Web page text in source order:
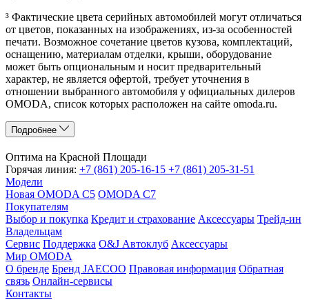
³ Фактические цвета серийных автомобилей могут отличаться
от цветов, показанных на изображениях, из-за особенностей
печати. Возможное сочетание цветов кузова, комплектаций,
оснащению, материалам отделки, крыши, оборудование
может быть опциональным и носит предварительный
характер, не является офертой, требует уточнения в
отношении выбранного автомобиля у официальных дилеров
OMODA, список которых расположен на сайте omoda.ru.
Подробнее
Оптима на Красной Площади
Горячая линия: +7 (861) 205-16-15 +7 (861) 205-31-51
Модели
Новая OMODA C5 OMODA C7
Покупателям
Выбор и покупка Кредит и страхование Аксессуары Трейд-ин
Владельцам
Сервис Поддержка O&J Автоклуб Аксессуары
Мир OMODA
О бренде Бренд JAECOO Правовая информация Обратная
связь Онлайн-сервисы
Контакты